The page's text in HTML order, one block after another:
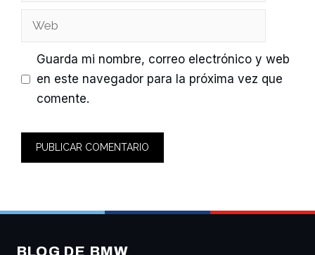
Web
Guarda mi nombre, correo electrónico y web
en este navegador para la próxima vez que
comente.
BLOG DE BMW